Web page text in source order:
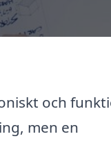
och
men en